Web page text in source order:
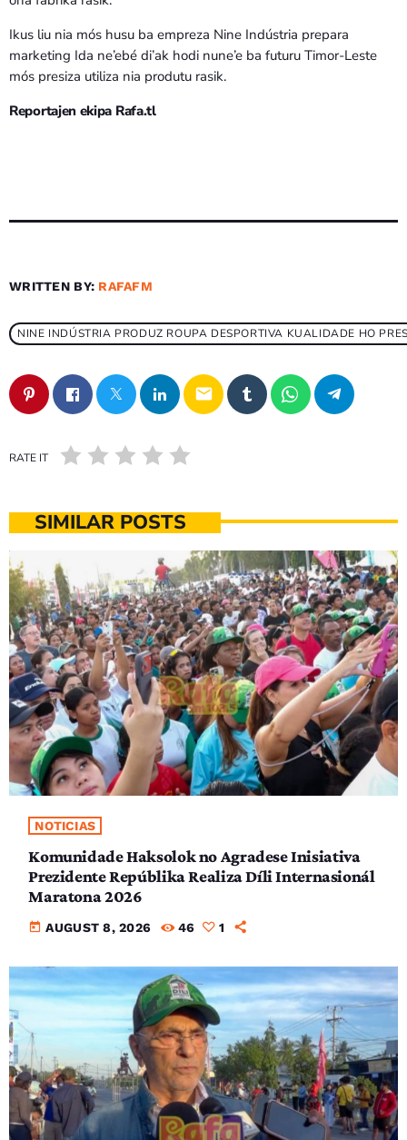
Ikus liu nia mós husu ba empreza Nine Indústria prepara
marketing Ida ne’ebé di’ak hodi nune’e ba futuru Timor-Leste
mós presiza utiliza nia produtu rasik.
Reportajen ekipa Rafa.tl
WRITTEN BY: RAFAFM
NINE INDÚSTRIA PRODUZ ROUPA DESPORTIVA KUALIDADE HO
email
RATE IT
SIMILAR POSTS
NOTICIAS
Komunidade Haksolok no Agradese Inisiativa
Prezidente Repúblika Realiza Díli Internasionál
Maratona 2026
today AUGUST 8, 2026 46 1